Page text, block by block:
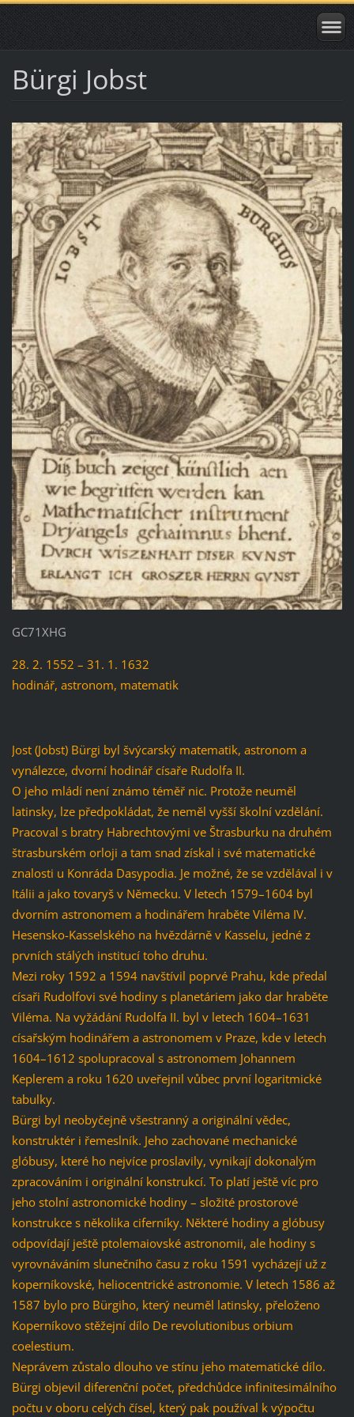
Bürgi Jobst
GC71XHG
28. 2. 1552 – 31. 1. 1632
hodinář, astronom, matematik
Jost (Jobst) Bürgi byl švýcarský matematik, astronom a
vynálezce, dvorní hodinář císaře Rudolfa II.
O jeho mládí není známo téměř nic. Protože neuměl
latinsky, lze předpokládat, že neměl vyšší školní vzdělání.
Pracoval s bratry Habrechtovými ve Štrasburku na druhém
štrasburském orloji a tam snad získal i své matematické
znalosti u Konráda Dasypodia. Je možné, že se vzdělával i v
Itálii a jako tovaryš v Německu. V letech 1579–1604 byl
dvorním astronomem a hodinářem hraběte Viléma IV.
Hesensko-Kasselského na hvězdárně v Kasselu, jedné z
prvních stálých institucí toho druhu.
Mezi roky 1592 a 1594 navštívil poprvé Prahu, kde předal
císaři Rudolfovi své hodiny s planetáriem jako dar hraběte
Viléma. Na vyžádání Rudolfa II. byl v letech 1604–1631
císařským hodinářem a astronomem v Praze, kde v letech
1604–1612 spolupracoval s astronomem Johannem
Keplerem a roku 1620 uveřejnil vůbec první logaritmické
tabulky.
Bürgi byl neobyčejně všestranný a originální vědec,
konstruktér i řemeslník. Jeho zachované mechanické
glóbusy, které ho nejvíce proslavily, vynikají dokonalým
zpracováním i originální konstrukcí. To platí ještě víc pro
jeho stolní astronomické hodiny – složité prostorové
konstrukce s několika ciferníky. Některé hodiny a glóbusy
odpovídají ještě ptolemaiovské astronomii, ale hodiny s
vyrovnáváním slunečního času z roku 1591 vycházejí už z
koperníkovské, heliocentrické astronomie. V letech 1586 až
1587 bylo pro Bürgiho, který neuměl latinsky, přeloženo
Koperníkovo stěžejní dílo De revolutionibus orbium
coelestium.
Neprávem zůstalo dlouho ve stínu jeho matematické dílo.
Bürgi objevil diferenční počet, předchůdce infinitesimálního
počtu v oboru celých čísel, který pak používal k výpočtu